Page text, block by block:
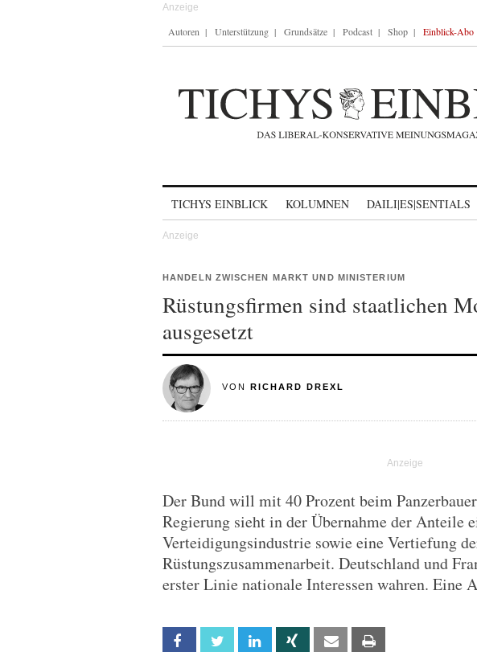
Autoren Unterstützung Grundsätze Podcast Shop Einblick-Abo
TICHYS EINBLICK KOLUMNEN DAILI|ES|SENTIALS
HANDELN ZWISCHEN MARKT UND MINISTERIUM
Rüstungsfirmen sind staatlichen
ausgesetzt
VON RICHARD DREXL
Der Bund will mit 40 Prozent beim
Regierung sieht in der Übernahme der Anteile
Verteidigungsindustrie sowie eine Vertiefung
Rüstungszusammenarbeit. Deutschland und
erster Linie nationale Interessen wahren. Eine
Facebook Twitter Linkedin Xing Email